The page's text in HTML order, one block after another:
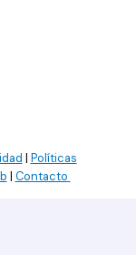
| Políticas
| Contacto